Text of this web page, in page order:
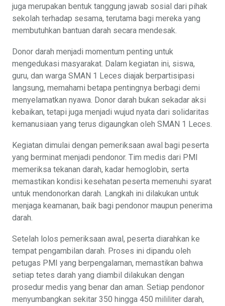
juga merupakan bentuk tanggung jawab sosial dari pihak
sekolah terhadap sesama, terutama bagi mereka yang
membutuhkan bantuan darah secara mendesak.
Donor darah menjadi momentum penting untuk
mengedukasi masyarakat. Dalam kegiatan ini, siswa,
guru, dan warga SMAN 1 Leces diajak berpartisipasi
langsung, memahami betapa pentingnya berbagi demi
menyelamatkan nyawa. Donor darah bukan sekadar aksi
kebaikan, tetapi juga menjadi wujud nyata dari solidaritas
kemanusiaan yang terus digaungkan oleh SMAN 1 Leces.
Kegiatan dimulai dengan pemeriksaan awal bagi peserta
yang berminat menjadi pendonor. Tim medis dari PMI
memeriksa tekanan darah, kadar hemoglobin, serta
memastikan kondisi kesehatan peserta memenuhi syarat
untuk mendonorkan darah. Langkah ini dilakukan untuk
menjaga keamanan, baik bagi pendonor maupun penerima
darah.
Setelah lolos pemeriksaan awal, peserta diarahkan ke
tempat pengambilan darah. Proses ini dipandu oleh
petugas PMI yang berpengalaman, memastikan bahwa
setiap tetes darah yang diambil dilakukan dengan
prosedur medis yang benar dan aman. Setiap pendonor
menyumbangkan sekitar 350 hingga 450 mililiter darah,